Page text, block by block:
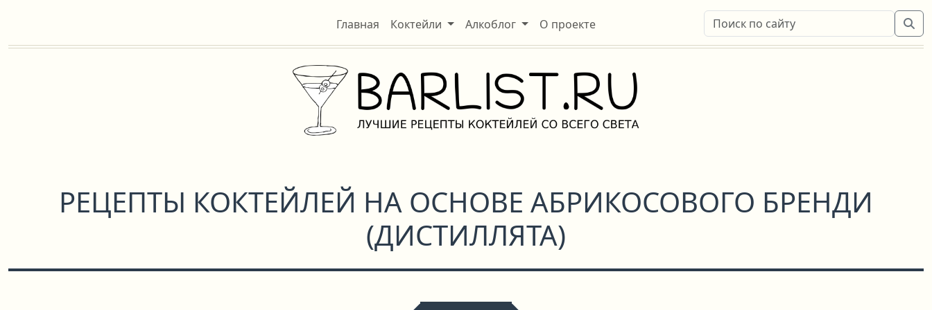
Главная Коктейли Алкоблог О проекте
РЕЦЕПТЫ КОКТЕЙЛЕЙ НА ОСНОВЕ АБРИКОСОВОГО БРЕНДИ
(ДИСТИЛЛЯТА)